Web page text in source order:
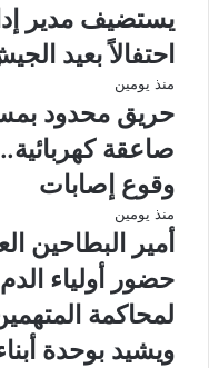
يستضيف مدير
احتفالاً بعيد الجيش
منذ يومين
حريق محدود
صاعقة
وقوع إصابات
منذ يومين
أمير البطاحين
حضور أولياء
لمحاكمة
ويشيد بوحدة